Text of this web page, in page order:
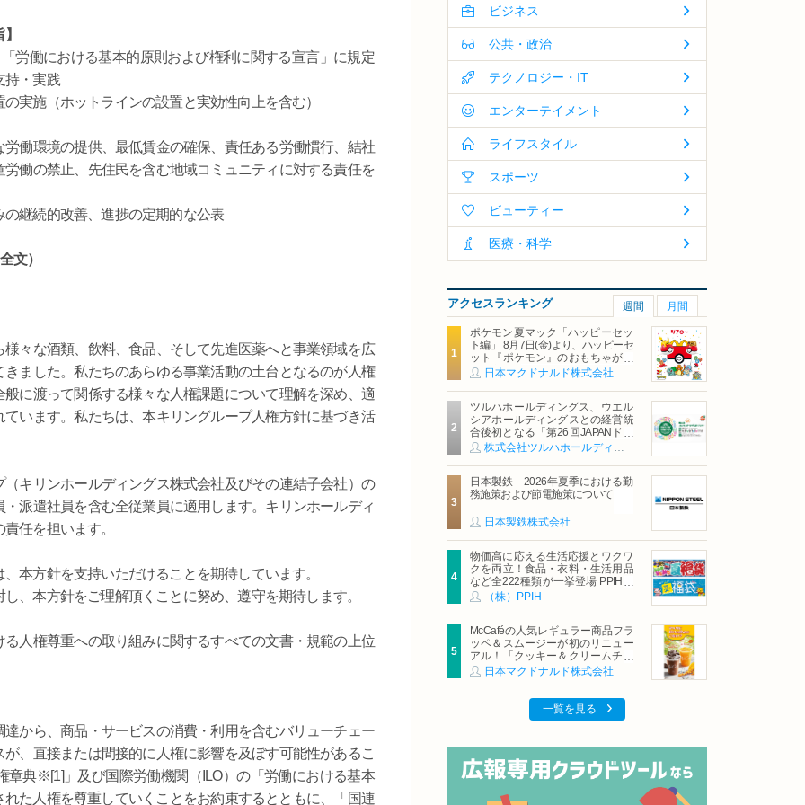
労働における基本的原則および権利に関する宣言」に規定
持・実践
実施（ホットラインの設置と実効性向上を含む）
働環境の提供、最低賃金の確保、責任ある労働慣行、結社
働の禁止、先住民を含む地域コミュニティに対する責任を
継続的改善、進捗の定期的な公表
文）
々な酒類、飲料、食品、そして先進医薬へと事業領域を広
ました。私たちのあらゆる事業活動の土台となるのが人権
に渡って関係する様々な人権課題について理解を深め、適
います。私たちは、本キリングループ人権方針に基づき活
キリンホールディングス株式会社及びその連結子会社）の
派遣社員を含む全従業員に適用します。キリンホールディ
任を担います。
本方針を支持いただけることを期待しています。
、本方針をご理解頂くことに努め、遵守を期待します。
人権尊重への取り組みに関するすべての文書・規範の上位
から、商品・サービスの消費・利用を含むバリューチェー
、直接または間接的に人権に影響を及ぼす可能性があるこ
章典※[1]」及び国際労働機関（ILO）の「労働における基本
た人権を尊重していくことをお約束するとともに、「国連
ビジネス
公共・政治
テクノロジー・IT
エンターテイメント
ライフスタイル
スポーツ
ビューティー
医療・科学
アクセスランキング 週間 月間
ポケモン夏マック「ハッピーセッ
ト編」 8月7日(金)より、ハッピーセ
ット『ポケモン』のおもちゃが期
間限定登場
日本マクドナルド株式会社
ツルハホールディングス、ウエル
シアホールディングスとの経営統
合後初となる「第26回JAPANドラ
ッグストアショー」に出展
株式会社ツルハホールディングス
日本製鉄 2026年夏季における勤
務施策および節電施策について
日本製鉄株式会社
物価高に応える生活応援とワクワ
クを両立！食品・衣料・生活用品
など全222種類が一挙登場 PPIHグ
ループ「夏福袋」＆セール 8月6日
（株）PPIH
McCaféの人気レギュラー商品フラ
ッペ＆スムージーが初のリニュー
アル！「クッキー＆クリームチョ
コフラッペ」「マンゴースムージ
日本マクドナルド株式会社
一覧を見る